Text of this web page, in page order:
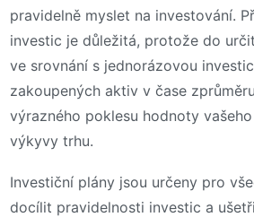
pravidelně myslet na investování.
investic je důležitá, protože do
ve srovnání s jednorázovou
zakoupených aktiv v čase
výrazného poklesu hodnoty
výkyvy trhu.
Investiční plány jsou určeny pro
docílit pravidelnosti investic a